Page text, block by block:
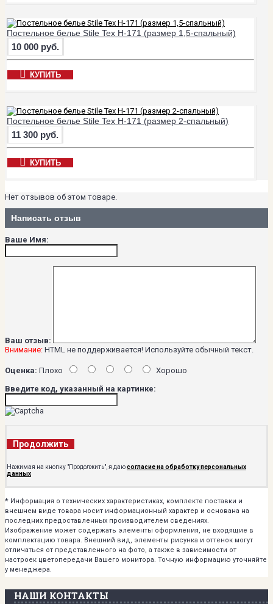
Постельное белье Stile Tex H-171 (размер 1,5-спальный)
10 000 руб.
КУПИТЬ
Постельное белье Stile Tex H-171 (размер 2-спальный)
11 300 руб.
КУПИТЬ
Нет отзывов об этом товаре.
Написать отзыв
Ваше Имя:
Ваш отзыв:
Внимание: HTML не поддерживается! Используйте обычный текст.
Оценка: Плохо
Хорошо
Введите код, указанный на картинке:
Продолжить
Нажимая на кнопку "Продолжить", я даюсогласие на обработку персональных
данных
* Информация о технических характеристиках, комплекте поставки и
внешнем виде товара носит информационный характер и основана на
последних предоставленных производителем сведениях.
Изображение может содержать элементы оформления, не входящие в
комплектацию товара. Внешний вид, элементы рисунка и оттенок могут
отличаться от представленного на фото, а также в зависимости от
настроек цветопередачи Вашего монитора. Точную информацию уточняйте
у менеджера.
НАШИ КОНТАКТЫ